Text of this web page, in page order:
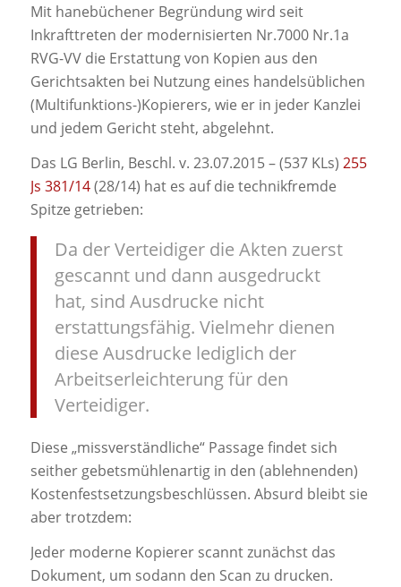
Mit hanebüchener Begründung wird seit
Inkrafttreten der modernisierten Nr.7000 Nr.1a
RVG-VV die Erstattung von Kopien aus den
Gerichtsakten bei Nutzung eines handelsüblichen
(Multifunktions-)Kopierers, wie er in jeder Kanzlei
und jedem Gericht steht, abgelehnt.
Das LG Berlin, Beschl. v. 23.07.2015 – (537 KLs) 255
Js 381/14(28/14) hat es auf die technikfremde
Spitze getrieben:
Da der Verteidiger die Akten zuerst
gescannt und dann ausgedruckt
hat, sind Ausdrucke nicht
erstattungsfähig. Vielmehr dienen
diese Ausdrucke lediglich der
Arbeitserleichterung für den
Verteidiger.
Diese „missverständliche“ Passage findet sich
seither gebetsmühlenartig in den (ablehnenden)
Kostenfestsetzungsbeschlüssen. Absurd bleibt sie
aber trotzdem:
Jeder moderne Kopierer scannt zunächst das
Dokument, um sodann den Scan zu drucken.